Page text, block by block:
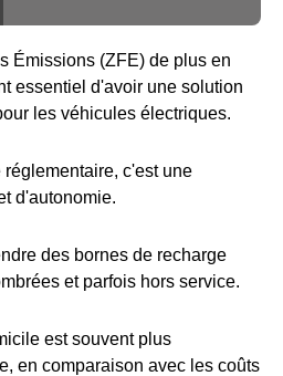
Émissions (ZFE) de plus en
essentiel d'avoir une solution
les véhicules électriques.
c'est une
d'autonomie.
des bornes de recharge
et parfois hors service.
est souvent plus
en comparaison avec les coûts